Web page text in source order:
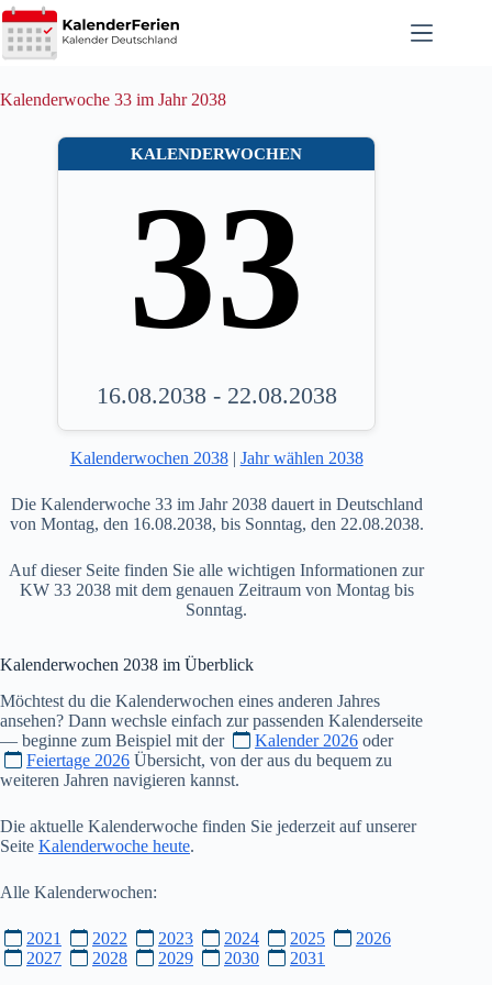
Zum
Inhalt
springen
Kalenderwoche 33 im Jahr 2038
KALENDERWOCHEN
33
16.08.2038 - 22.08.2038
Kalenderwochen 2038| Jahr wählen 2038
Die Kalenderwoche 33 im Jahr 2038 dauert in Deutschland
von Montag, den 16.08.2038, bis Sonntag, den 22.08.2038.
Auf dieser Seite finden Sie alle wichtigen Informationen zur
KW 33 2038 mit dem genauen Zeitraum von Montag bis
Sonntag.
Kalenderwochen 2038 im Überblick
Möchtest du die Kalenderwochen eines anderen Jahres
ansehen? Dann wechsle einfach zur passenden Kalenderseite
— beginne zum Beispiel mit der
Kalender 2026 oder
Feiertage 2026 Übersicht, von der aus du bequem zu
weiteren Jahren navigieren kannst.
Die aktuelle Kalenderwoche finden Sie jederzeit auf unserer
Seite Kalenderwoche heute.
Alle Kalenderwochen:
2021 2022 2023 2024 2025
2026
2027
2028 2029 2030 2031